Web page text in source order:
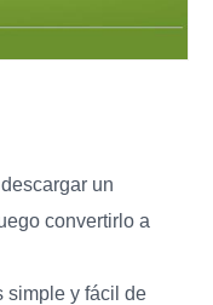
un
convertirlo a
simple y fácil de